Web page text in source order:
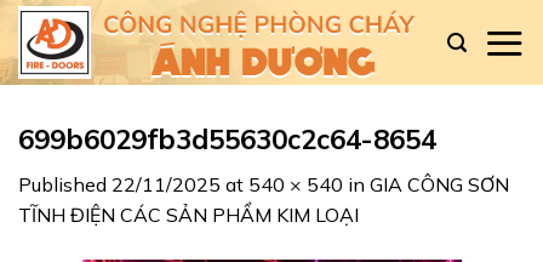
Skip
content
699b6029fb3d55630c2c64-8654
Published 22/11/2025 at 540 × 540 in GIA CÔNG SƠN
TĨNH ĐIỆN CÁC SẢN PHẨM KIM LOẠI